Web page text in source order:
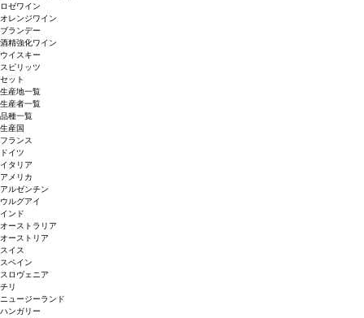
ロゼワイン
オレンジワイン
ブランデー
酒精強化ワイン
ウイスキー
スピリッツ
セット
生産地一覧
生産者一覧
品種一覧
生産国
フランス
ドイツ
イタリア
アメリカ
アルゼンチン
ウルグアイ
インド
オーストラリア
オーストリア
スイス
スペイン
スロヴェニア
チリ
ニュージーランド
ハンガリー